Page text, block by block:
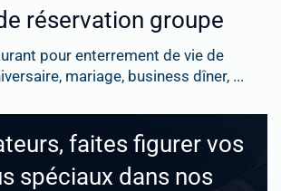
réservation groupe
pour enterrement de vie de
mariage, business dîner, ...
faites figurer vos
spéciaux dans nos